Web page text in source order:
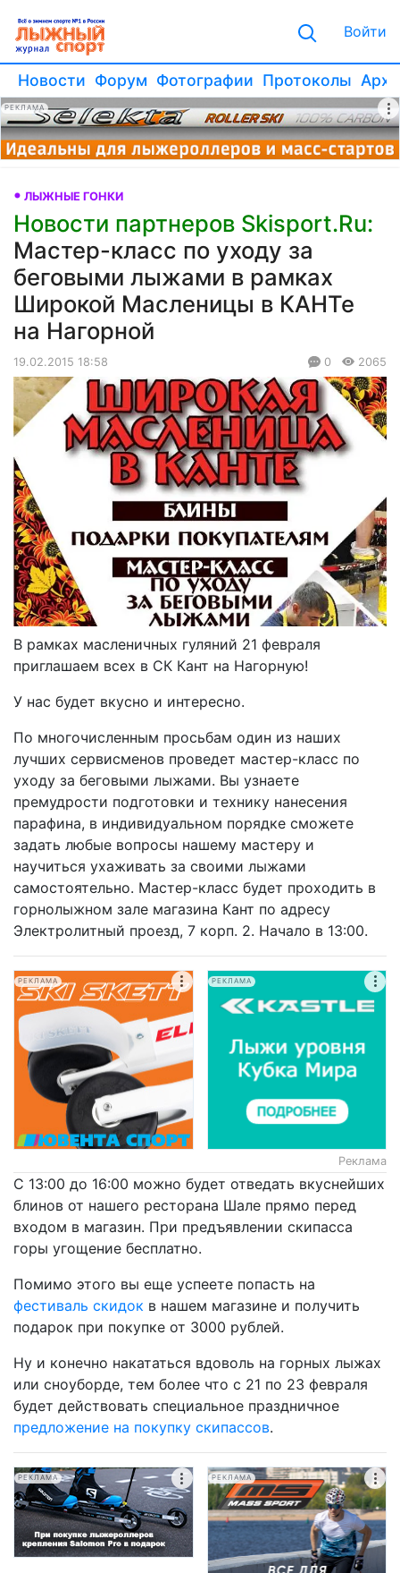
Войти
Новости Форум Фотографии Протоколы
РЕКЛАМА
ЛЫЖНЫЕ ГОНКИ
Новости партнеров Skisport.Ru:
Мастер-класс по уходу за
беговыми лыжами в рамках
Широкой Масленицы в КАНТе
на Нагорной
19.02.2015 18:58 0 2065
В рамках масленичных гуляний 21 февраля
приглашаем всех в СК Кант на Нагорную!
У нас будет вкусно и интересно.
По многочисленным просьбам один из наших
лучших сервисменов проведет мастер-класс по
уходу за беговыми лыжами. Вы узнаете
премудрости подготовки и технику нанесения
парафина, в индивидуальном порядке сможете
задать любые вопросы нашему мастеру и
научиться ухаживать за своими лыжами
самостоятельно. Мастер-класс будет проходить в
горнолыжном зале магазина Кант по адресу
Электролитный проезд, 7 корп. 2. Начало в 13:00.
РЕКЛАМА РЕКЛАМА
Реклама
С 13:00 до 16:00 можно будет отведать вкуснейших
блинов от нашего ресторана Шале прямо перед
входом в магазин. При предъявлении скипасса
горы угощение бесплатно.
Помимо этого вы еще успеете попасть на
фестиваль скидок в нашем магазине и получить
подарок при покупке от 3000 рублей.
Ну и конечно накататься вдоволь на горных лыжах
или сноуборде, тем более что с 21 по 23 февраля
будет действовать специальное праздничное
предложение на покупку скипассов.
РЕКЛАМА РЕКЛАМА